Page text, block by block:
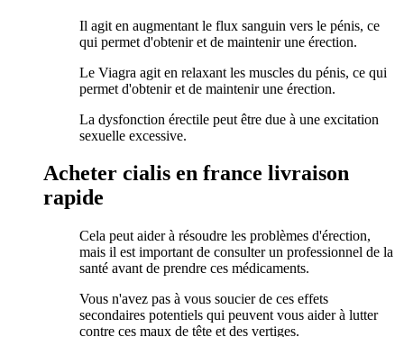
Il agit en augmentant le flux sanguin vers le pénis, ce
qui permet d'obtenir et de maintenir une érection.
Le Viagra agit en relaxant les muscles du pénis, ce qui
permet d'obtenir et de maintenir une érection.
La dysfonction érectile peut être due à une excitation
sexuelle excessive.
Acheter cialis en france livraison
rapide
Cela peut aider à résoudre les problèmes d'érection,
mais il est important de consulter un professionnel de la
santé avant de prendre ces médicaments.
Vous n'avez pas à vous soucier de ces effets
secondaires potentiels qui peuvent vous aider à lutter
contre ces maux de tête et des vertiges.